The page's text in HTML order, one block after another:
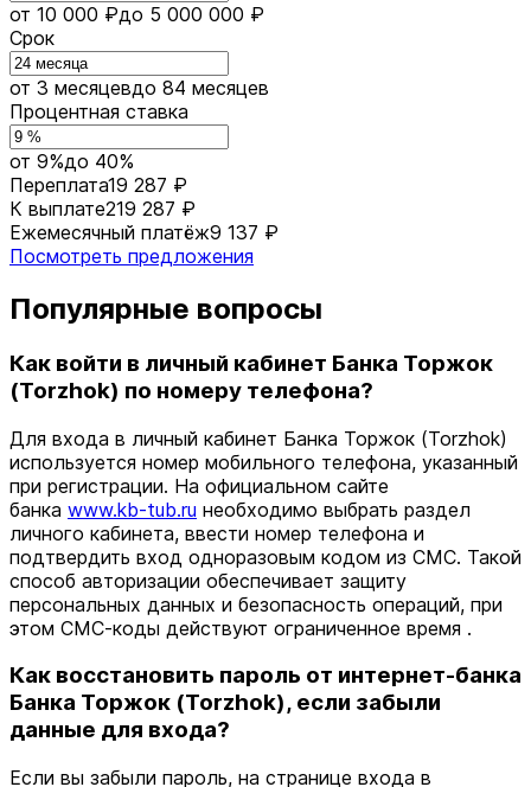
от 10 000 ₽до 5 000 000 ₽
Срок
от 3 месяцевдо 84 месяцев
Процентная ставка
от 9%до 40%
Переплата19 287 ₽
К выплате219 287 ₽
Ежемесячный платёж9 137 ₽
Посмотреть предложения
Популярные вопросы
Как войти в личный кабинет Банка Торжок
(Torzhok) по номеру телефона?
Для входа в личный кабинет Банка Торжок (Torzhok)
используется номер мобильного телефона, указанный
при регистрации. На официальном сайте
банка www.kb-tub.ru необходимо выбрать раздел
личного кабинета, ввести номер телефона и
подтвердить вход одноразовым кодом из СМС. Такой
способ авторизации обеспечивает защиту
персональных данных и безопасность операций, при
этом СМС-коды действуют ограниченное время .
Как восстановить пароль от интернет-банка
Банка Торжок (Torzhok), если забыли
данные для входа?
Если вы забыли пароль, на странице входа в